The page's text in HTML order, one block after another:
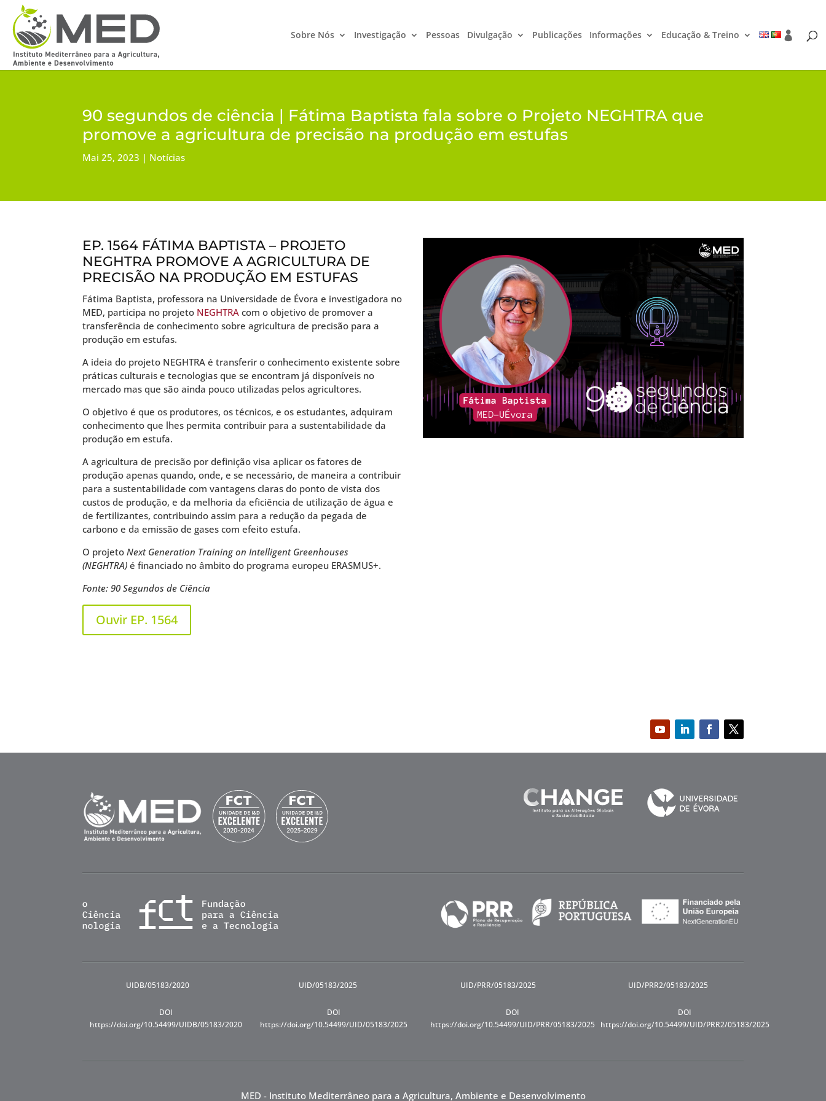
Sobre Nós Investigação Pessoas Divulgação Publicações Informações Educação & Treino
90 segundos de ciência | Fátima Baptista fala sobre o Projeto NEGHTRA que
promove a agricultura de precisão na produção em estufas
Mai 25, 2023 Notícias
EP. 1564 FÁTIMA BAPTISTA – PROJETO
NEGHTRA PROMOVE A AGRICULTURA DE
PRECISÃO NA PRODUÇÃO EM ESTUFAS
Fátima Baptista, professora na Universidade de Évora e investigadora no
MED, participa no projeto NEGHTRA com o objetivo de promover a
transferência de conhecimento sobre agricultura de precisão para a
produção em estufas.
A ideia do projeto NEGHTRA é transferir o conhecimento existente sobre
práticas culturais e tecnologias que se encontram já disponíveis no
mercado mas que são ainda pouco utilizadas pelos agricultores.
O objetivo é que os produtores, os técnicos, e os estudantes, adquiram
conhecimento que lhes permita contribuir para a sustentabilidade da
produção em estufa.
A agricultura de precisão por definição visa aplicar os fatores de
produção apenas quando, onde, e se necessário, de maneira a contribuir
para a sustentabilidade com vantagens claras do ponto de vista dos
custos de produção, e da melhoria da eficiência de utilização de água e
de fertilizantes, contribuindo assim para a redução da pegada de
carbono e da emissão de gases com efeito estufa.
O projetoNext Generation Training on Intelligent Greenhouses
(NEGHTRA) é financiado no âmbito do programa europeu ERASMUS+.
Fonte: 90 Segundos de Ciência
Ouvir EP. 1564
UIDB/05183/2020
DOI
https://doi.org/10.54499/UIDB/05183/2020
UID/05183/2025
DOI
https://doi.org/10.54499/UID/05183/2025
UID/PRR/05183/2025
DOI
https://doi.org/10.54499/UID/PRR/05183/2025
UID/PRR2/05183/2025
DOI
https://doi.org/10.54499/UID/PRR2/05183/2025
MED - Instituto Mediterrâneo para a Agricultura, Ambiente e Desenvolvimento